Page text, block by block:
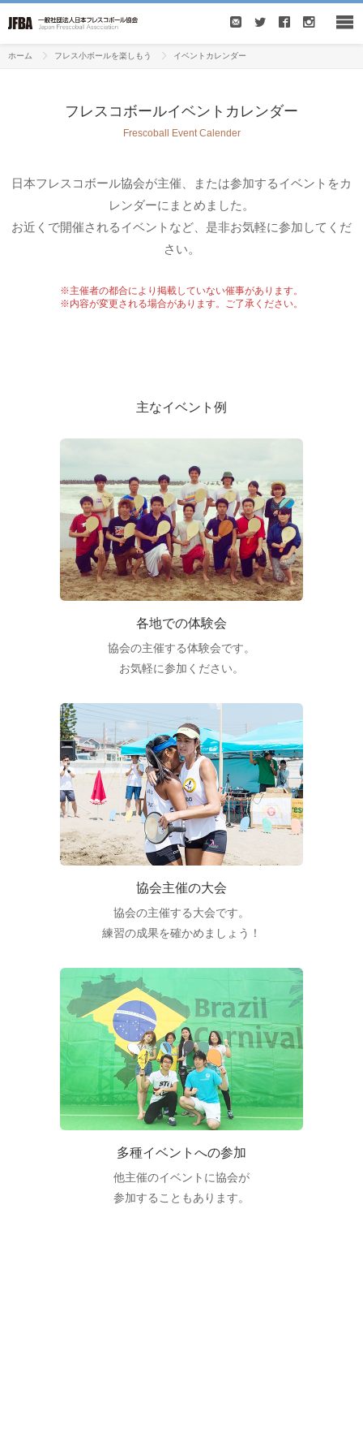
ホーム フレス小ボールを楽しもう イベントカレンダー
フレスコボールイベントカレンダー
Frescoball Event Calender
日本フレスコボール協会が主催、または参加するイベントをカ
レンダーにまとめました。
お近くで開催されるイベントなど、是非お気軽に参加してくだ
さい。
※主催者の都合により掲載していない催事があります。
※内容が変更される場合があります。ご了承ください。
主なイベント例
各地での体験会
協会の主催する体験会です。
お気軽に参加ください。
協会主催の大会
協会の主催する大会です。
練習の成果を確かめましょう！
多種イベントへの参加
他主催のイベントに協会が
参加することもあります。